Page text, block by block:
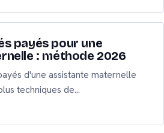
payés pour une
: méthode 2026
d'une assistante maternelle
techniques de…